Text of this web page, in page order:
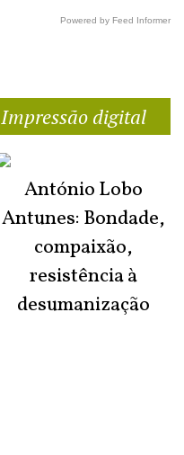
Powered by Feed Informer
Impressão digital
António Lobo
Antunes: Bondade,
compaixão,
resistência à
desumanização